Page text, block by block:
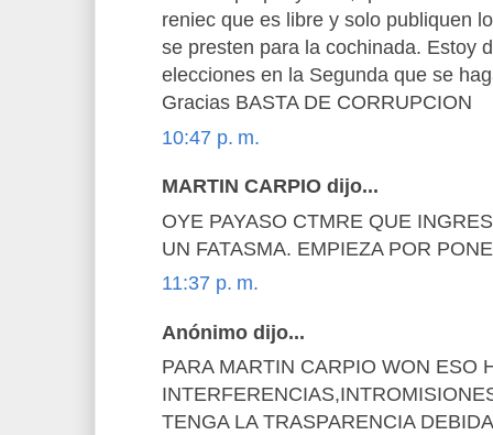
reniec que es libre y solo publiquen
se presten para la cochinada. Estoy
elecciones en la Segunda que se
Gracias BASTA DE CORRUPCION
10:47 p. m.
MARTIN CARPIO dijo...
OYE PAYASO CTMRE QUE
UN FATASMA. EMPIEZA POR
11:37 p. m.
Anónimo dijo...
PARA MARTIN CARPIO WON ESO
TENGA LA TRASPARENCIA